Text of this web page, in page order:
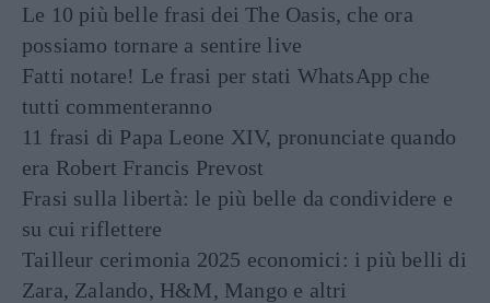
Le 10 più belle frasi dei The Oasis, che ora
possiamo tornare a sentire live
Fatti notare! Le frasi per stati WhatsApp che
tutti commenteranno
11 frasi di Papa Leone XIV, pronunciate quando
era Robert Francis Prevost
Frasi sulla libertà: le più belle da condividere e
su cui riflettere
Tailleur cerimonia 2025 economici: i più belli di
Zara, Zalando, H&M, Mango e altri